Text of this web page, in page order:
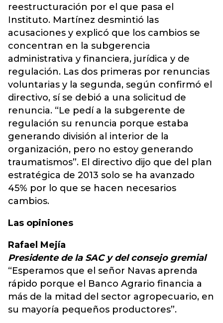
reestructuración por el que pasa el
Instituto. Martínez desmintió las
acusaciones y explicó que los cambios se
concentran en la subgerencia
administrativa y financiera, jurídica y de
regulación. Las dos primeras por renuncias
voluntarias y la segunda, según confirmó el
directivo, sí se debió a una solicitud de
renuncia. “Le pedí a la subgerente de
regulación su renuncia porque estaba
generando división al interior de la
organización, pero no estoy generando
traumatismos”. El directivo dijo que del plan
estratégica de 2013 solo se ha avanzado
45% por lo que se hacen necesarios
cambios.
Las opiniones
Rafael Mejía
Presidente de la SAC y del consejo gremial
“Esperamos que el señor Navas aprenda
rápido porque el Banco Agrario financia a
más de la mitad del sector agropecuario, en
su mayoría pequeños productores”.